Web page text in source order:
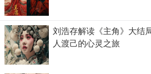
刘浩存解读《主角》大结
人渡己的心灵之旅